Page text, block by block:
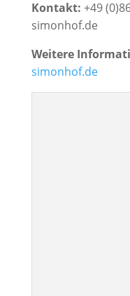
Kontakt: +49
simonhof.de
Weitere
simonhof.de